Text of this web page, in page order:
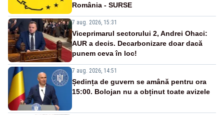
România - SURSE
7 aug. 2026, 15:31
Viceprimarul sectorului 2, Andrei Ohaci:
AUR a decis. Decarbonizare doar dacă
punem ceva în loc!
7 aug. 2026, 14:51
Ședința de guvern se amână pentru ora
15:00. Bolojan nu a obținut toate avizele